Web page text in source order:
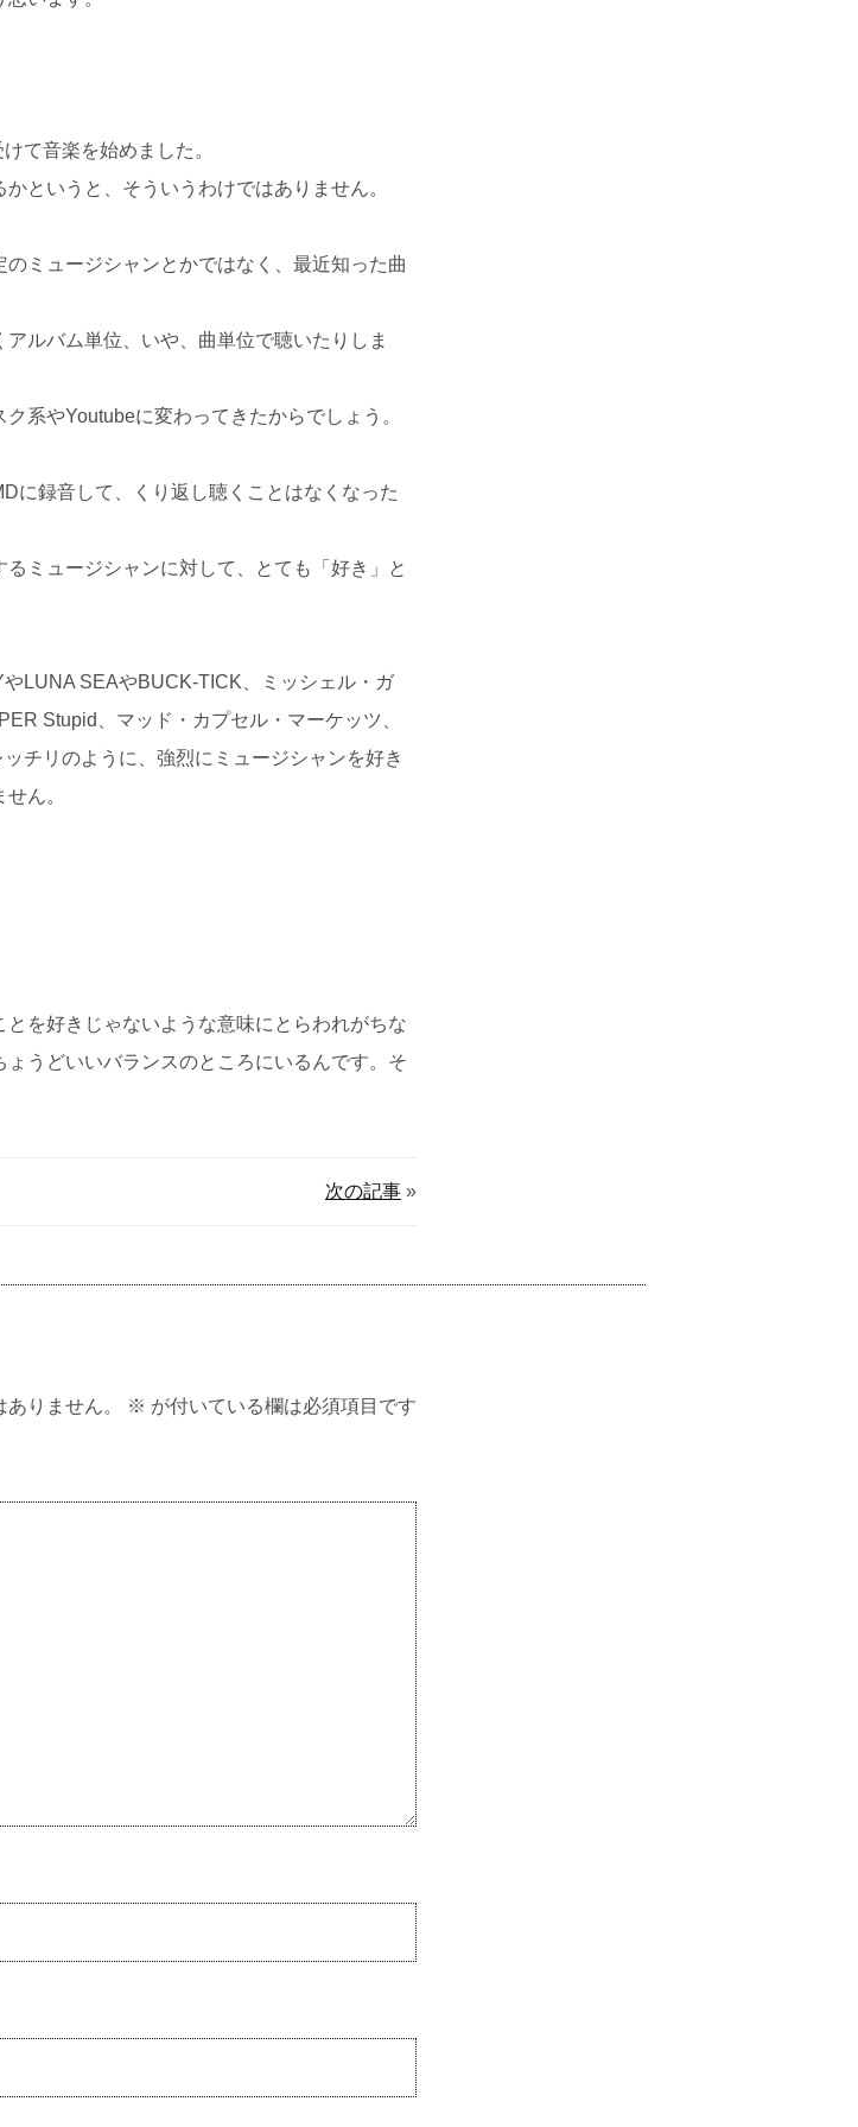
て音楽を始めました。
というと、そういうわけではありません。
ミュージシャンとかではなく、最近知った曲
ルバム単位、いや、曲単位で聴いたりしま
系やYoutubeに変わってきたからでしょう。
に録音して、くり返し聴くことはなくなった
ミュージシャンに対して、とても「好き」と
LUNA SEAやBUCK-TICK、ミッシェル・ガ
Stupid、マッド・カプセル・マーケッツ、
チリのように、強烈にミュージシャンを好き
ん。
を好きじゃないような意味にとらわれがちな
うどいいバランスのところにいるんです。そ
次の記事 »
りません。 ※ が付いている欄は必須項目です